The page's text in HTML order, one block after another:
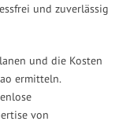
und zuverlässig
und die Kosten
ermitteln.
von